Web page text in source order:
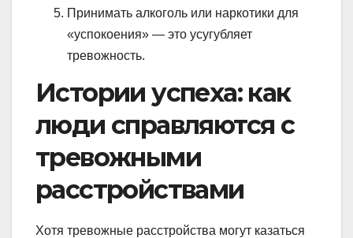
Принимать алкоголь или наркотики для
«успокоения» — это усугубляет
тревожность.
Истории успеха: как
люди справляются с
тревожными
расстройствами
Хотя тревожные расстройства могут казаться